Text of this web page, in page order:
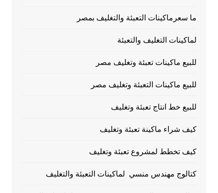
ما سعرماكينات التعبئة والتغليف بمصر
لماكينات التغليف والتعبئة
للبيع ماكينات تعبئة وتغليف مصر
للبيع ماكينات التعبئة وتغليف مصر
للبيع خط انتاج تعبئة وتغليف
كيف شراء ماكينة تعبئة وتغليف
كيف تخطط لمشروع تعبئة وتغليف
كتالوج مهندس منسي لماكينات التعبئة والتغليف